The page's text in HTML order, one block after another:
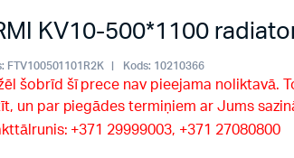
KV10-500*1100
FTV100501101R2K Kods: 10210366
šobrīd šī prece nav pieejama noliktavā.
un par piegādes termiņiem ar Jums
+371 29999003, +371 27080800